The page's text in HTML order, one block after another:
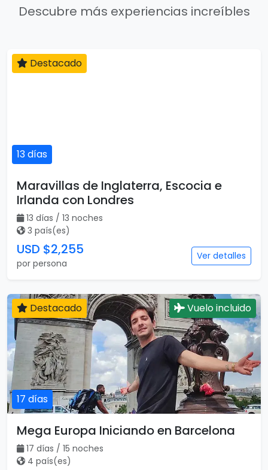
Descubre más experiencias increíbles
13 días
Destacado
Maravillas de Inglaterra, Escocia e
Irlanda con Londres
13 días / 13 noches
3 país(es)
USD $2,255
por persona
Ver detalles
17 días
Destacado Vuelo incluido
Mega Europa Iniciando en Barcelona
17 días / 15 noches
4 país(es)